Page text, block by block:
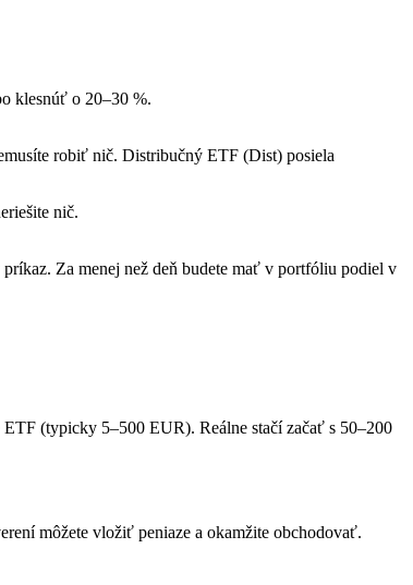
klesnúť o 20–30 %.
robiť nič. Distribučný ETF (Dist) posiela
nič.
Za menej než deň budete mať v portfóliu podiel v
(typicky 5–500 EUR). Reálne stačí začať s 50–200
môžete vložiť peniaze a okamžite obchodovať.